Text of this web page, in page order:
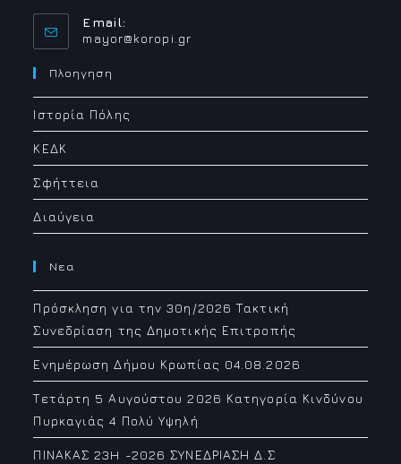
Email:
mayor@koropi.grOpens
Πλοηγηση
Ιστορία Πόλης
ΚΕΔΚ
Σφήττεια
Διαύγεια
Νεα
Πρόσκληση για την 30η/2026 Τακτική
Συνεδρίαση της Δημοτικής Επιτροπής
Ενημέρωση Δήμου Κρωπίας 04.08.2026
Τετάρτη 5 Αυγούστου 2026 Κατηγορία Κινδύνου
Πυρκαγιάς 4 Πολύ Υψηλή
ΠΙΝΑΚΑΣ 23H -2026 ΣΥΝΕΔΡΙΑΣΗ Δ.Σ